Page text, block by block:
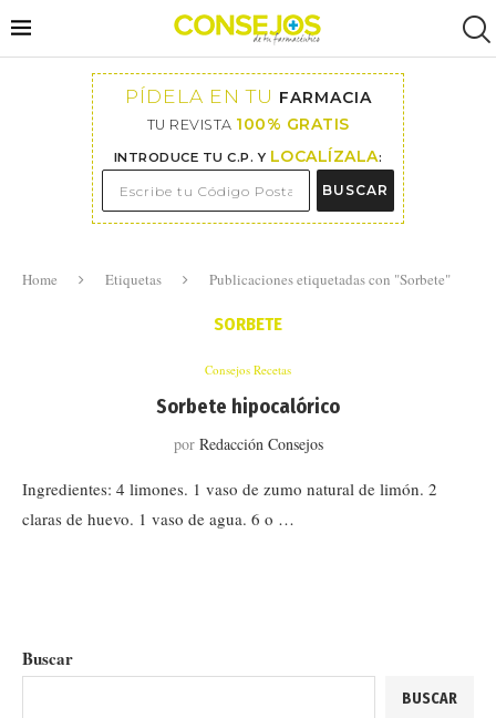
PÍDELA EN TU FARMACIA
TU REVISTA 100% GRATIS
INTRODUCE TU C.P. Y LOCALÍZALA:
BUSCAR
Home Etiquetas Publicaciones etiquetadas con "Sorbete"
SORBETE
Consejos Recetas
Sorbete hipocalórico
por Redacción Consejos
Ingredientes: 4 limones. 1 vaso de zumo natural de limón. 2
claras de huevo. 1 vaso de agua. 6 o …
Buscar
BUSCAR